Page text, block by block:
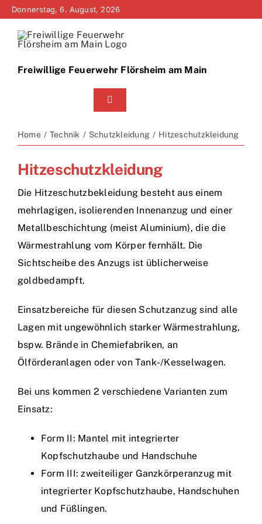
Zum
springen
Donnerstag, 6. August, 2026
Freiwillige Feuerwehr Flörsheim am Main
Toggle
Bürgerinfo
Über uns
Einsätze
Home Technik Schutzkleidung Hitzeschutzkleidung
Hitzeschutzkleidung
Die Hitzeschutzbekleidung besteht aus einem
mehrlagigen, isolierenden Innenanzug und einer
Metallbeschichtung (meist Aluminium), die die
Wärmestrahlung vom Körper fernhält. Die
Sichtscheibe des Anzugs ist üblicherweise
goldbedampft.
Einsatzbereiche für diesen Schutzanzug sind alle
Lagen mit ungewöhnlich starker Wärmestrahlung,
bspw. Brände in Chemiefabriken, an
Ölförderanlagen oder von Tank-/Kesselwagen.
Bei uns kommen 2 verschiedene Varianten zum
Einsatz:
Form II: Mantel mit integrierter
Kopfschutzhaube und Handschuhe
Form III: zweiteiliger Ganzkörperanzug mit
integrierter Kopfschutzhaube, Handschuhen
und Füßlingen.